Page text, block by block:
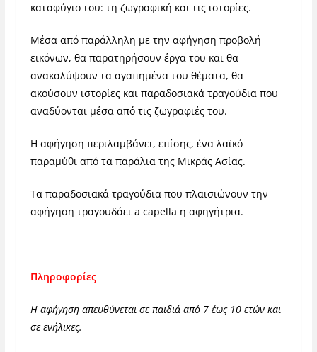
καταφύγιο του: τη ζωγραφική και τις ιστορίες.
Μέσα από παράλληλη με την αφήγηση προβολή
εικόνων, θα παρατηρήσουν έργα του και θα
ανακαλύψουν τα αγαπημένα του θέματα, θα
ακούσουν ιστορίες και παραδοσιακά τραγούδια που
αναδύονται μέσα από τις ζωγραφιές του.
Η αφήγηση περιλαμβάνει, επίσης, ένα λαϊκό
παραμύθι από τα παράλια της Μικράς Ασίας.
Τα παραδοσιακά τραγούδια που πλαισιώνουν την
αφήγηση τραγουδάει a capella η αφηγήτρια.
Πληροφορίες
Η αφήγηση απευθύνεται σε παιδιά από 7 έως 10 ετών και
σε ενήλικες.